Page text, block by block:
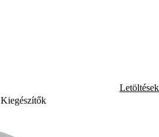
Letöltések
Kiegészítők